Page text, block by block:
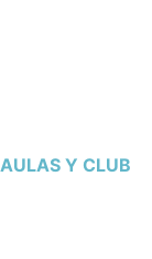
AULAS Y CLUB